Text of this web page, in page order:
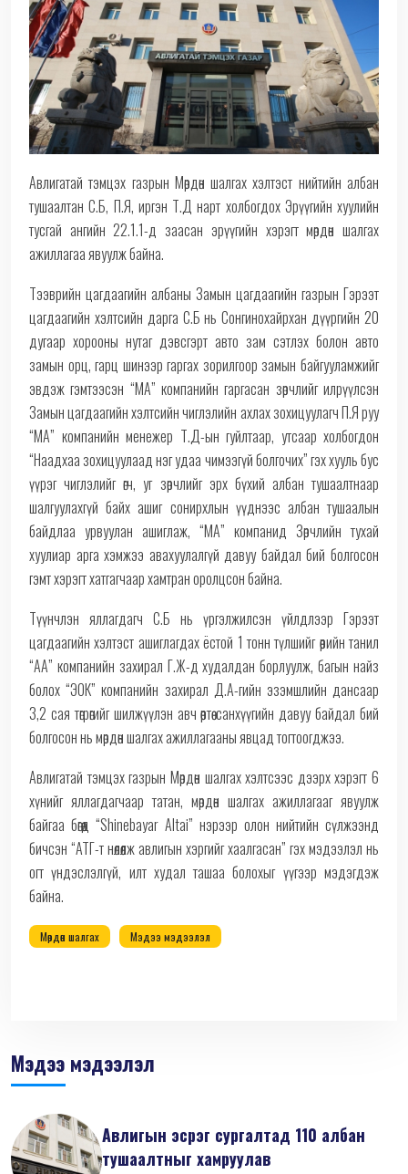
Авлигатай тэмцэх газрын Мөрдөн шалгах хэлтэст нийтийн албан
тушаалтан С.Б, П.Я, иргэн Т.Д нарт холбогдох Эрүүгийн хуулийн
тусгай ангийн 22.1.1-д заасан эрүүгийн хэрэгт мөрдөн шалгах
ажиллагаа явуулж байна.
Тээврийн цагдаагийн албаны Замын цагдаагийн газрын Гэрээт
цагдаагийн хэлтсийн дарга С.Б нь Сонгинохайрхан дүүргийн 20
дугаар хорооны нутаг дэвсгэрт авто зам сэтлэх болон авто
замын орц, гарц шинээр гаргах зорилгоор замын байгууламжийг
эвдэж гэмтээсэн “МА” компанийн гаргасан зөрчлийг илрүүлсэн
Замын цагдаагийн хэлтсийн чиглэлийн ахлах зохицуулагч П.Я руу
“МА” компанийн менежер Т.Д-ын гуйлтаар, утсаар холбогдон
“Наадхаа зохицуулаад нэг удаа чимээгүй болгочих” гэх хууль бус
үүрэг чиглэлийг өгч, уг зөрчлийг эрх бүхий албан тушаалтнаар
шалгуулахгүй байх ашиг сонирхлын үүднээс албан тушаалын
байдлаа урвуулан ашиглаж, “МА” компанид Зөрчлийн тухай
хуулиар арга хэмжээ авахуулалгүй давуу байдал бий болгосон
гэмт хэрэгт хатгагчаар хамтран оролцсон байна.
Түүнчлэн яллагдагч С.Б нь үргэлжилсэн үйлдлээр Гэрээт
цагдаагийн хэлтэст ашиглагдах ёстой 1 тонн түлшийг өөрийн танил
“АА” компанийн захирал Г.Ж-д худалдан борлуулж, багын найз
болох “ЭОК” компанийн захирал Д.А-гийн эзэмшлийн дансаар
3,2 сая төгрөгийг шилжүүлэн авч өөртөө санхүүгийн давуу байдал бий
болгосон нь мөрдөн шалгах ажиллагааны явцад тогтоогджээ.
Авлигатай тэмцэх газрын Мөрдөн шалгах хэлтсээс дээрх хэрэгт 6
хүнийг яллагдагчаар татан, мөрдөн шалгах ажиллагааг явуулж
байгаа бөгөөд “Shinebayar Altai” нэрээр олон нийтийн сүлжээнд
бичсэн “АТГ-т нөлөөлж авлигын хэргийг хаалгасан” гэх мэдээлэл нь
огт үндэслэлгүй, илт худал ташаа болохыг үүгээр мэдэгдэж
байна.
Мөрдөн шалгах Мэдээ мэдээлэл
Мэдээ мэдээлэл
Авлигын эсрэг сургалтад 110 албан
тушаалтныг хамруулав